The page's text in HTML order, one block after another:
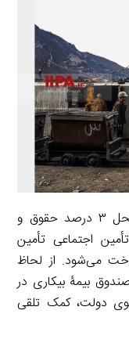
منابع صندوق بیمۀ بیکاری در ایران از محل ۳ درصد حقوق و
اجتماعی تأمین
می‌شود. از لحاظ
بیمۀ‌ بیکاری در
دولت، کمک تلقی